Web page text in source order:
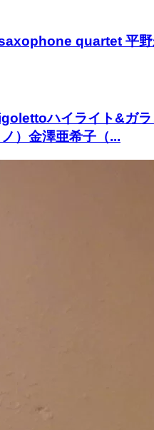
quartet 平野
ハイライト&ガ
）金澤亜希子（...